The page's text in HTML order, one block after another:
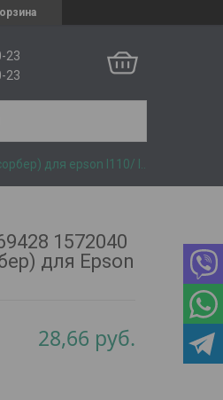
23
23
1572040
для Epson
28,66 руб.